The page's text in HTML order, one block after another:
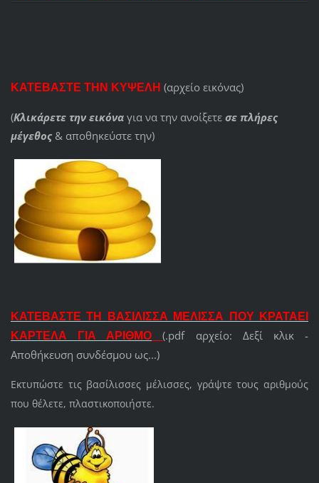
ΚΑΤΕΒΑΣΤΕ ΤΗΝ ΚΥΨΕΛΗ (αρχείο εικόνας)
(Κλικάρετε την εικόναγια να την ανοίξετε σε πλήρες
μέγεθος& αποθηκεύστε την)
ΚΑΤΕΒΑΣΤΕ ΤΗ
ΒΑΣΙΛΙΣΣΑ ΜΕΛΙΣΣΑ ΠΟΥ ΚΡΑΤΑΕΙ
ΚΑΡΤΕΛΑ
ΓΙΑ ΑΡΙΘΜΟ
(.pdf αρχείο: Δεξί κλικ -
Αποθήκευση συνδέσμου ως...)
Εκτυπώστε τις βασίλισσες μέλισσες, γράψτε τους αριθμούς
που θέλετε, πλαστικοποιήστε.